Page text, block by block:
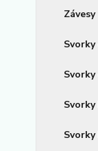
Závesy